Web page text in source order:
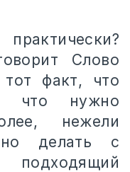
Слово
факт, что
что нужно
нежели
делать с
подходящий